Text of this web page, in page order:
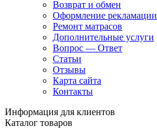
Возврат и обмен
Оформление рекламации
Ремонт матрасов
Дополнительные услуги
Вопрос — Ответ
Статьи
Отзывы
Карта сайта
Контакты
Информация для клиентов
Каталог товаров